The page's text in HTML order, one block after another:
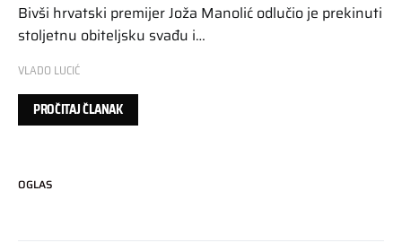
Bivši hrvatski premijer Joža Manolić odlučio je prekinuti
stoljetnu obiteljsku svađu i…
VLADO LUCIĆ
PROČITAJ ČLANAK
OGLAS